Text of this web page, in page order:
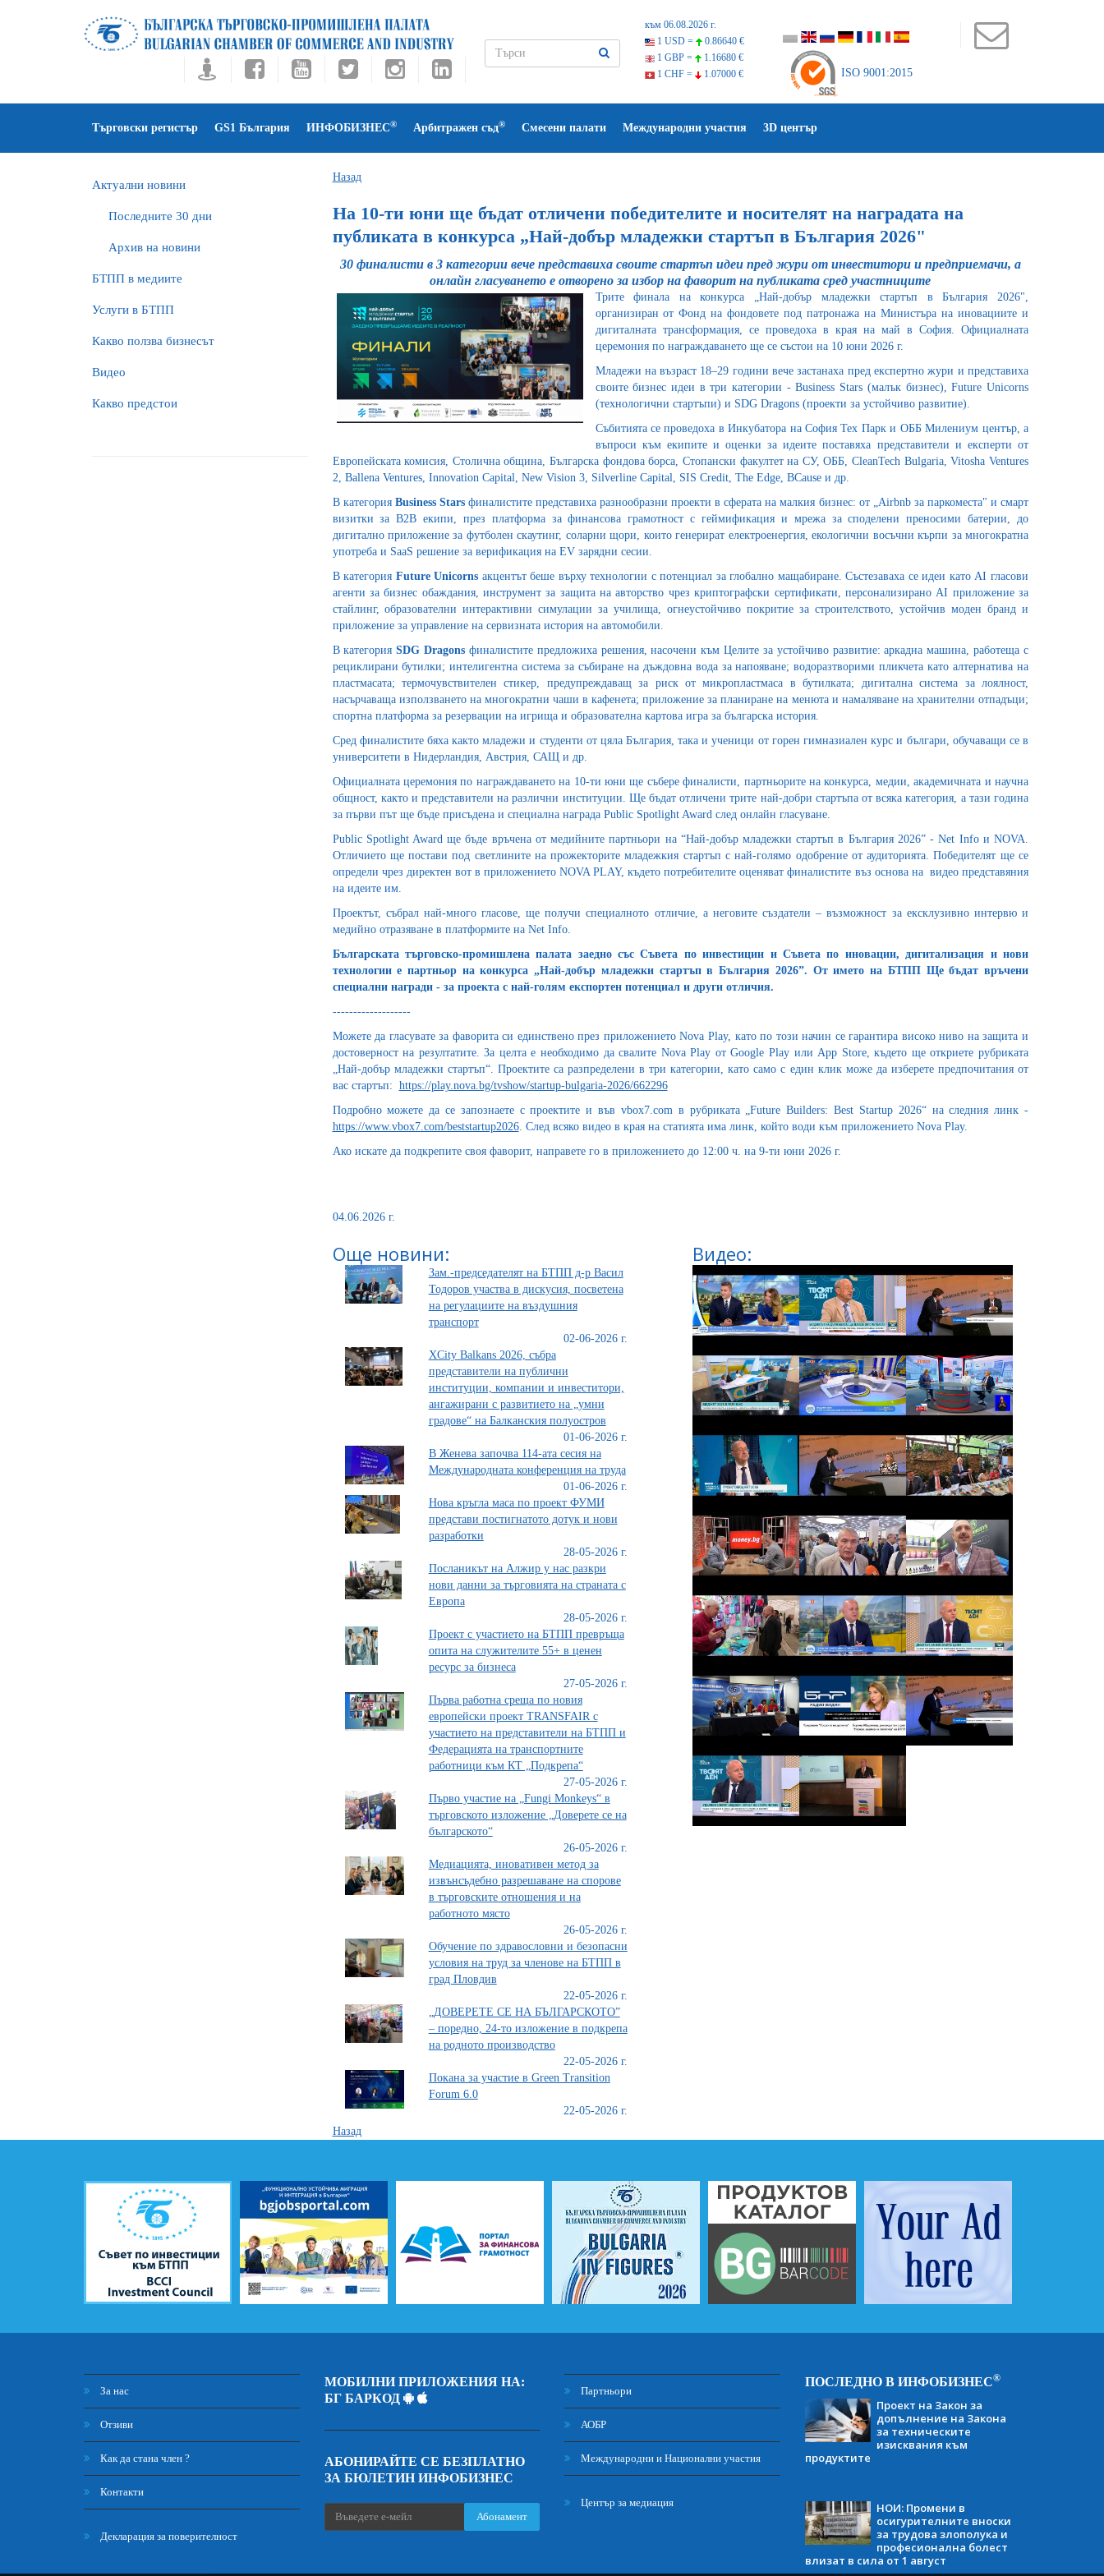
към 06.08.2026 г.
1 USD =
0.86640 €
1 GBP =
1.16680 €
1 CHF =
1.07000 € ISO 9001:2015
Търговски регистър GS1 България ИНФОБИЗНЕС® Арбитражен съд® Смесени палати Международни участия 3D център
Актуални новини
Последните 30 дни
Архив на новини
БTПП в медиите
Услуги в БТПП
Какво ползва бизнесът
Видео
Какво предстои
Назад
На 10-ти юни ще бъдат отличени победителите и носителят на наградата на
публиката в конкурса „Най-добър младежки стартъп в България 2026"
30 финалисти в 3 категории вече представиха своите стартъп идеи пред жури от инвеститори и предприемачи, а
онлайн гласуването е отворено за избор на фаворит на публиката сред участниците
Трите финала на конкурса „Най-добър младежки стартъп в България 2026",
организиран от Фонд на фондовете под патронажа на Министъра на иновациите и
дигиталната трансформация, се проведоха в края на май в София. Официалната
церемония по награждаването ще се състои на 10 юни 2026 г.
Младежи на възраст 18–29 години вече застанаха пред експертно жури и представиха
своите бизнес идеи в три категории - Business Stars (малък бизнес), Future Unicorns
(технологични стартъпи) и SDG Dragons (проекти за устойчиво развитие).
Събитията се проведоха в Инкубатора на София Тех Парк и ОББ Милениум център, а
въпроси към екипите и оценки за идеите поставяха представители и експерти от
Европейската комисия, Столична община, Българска фондова борса, Стопански факултет на СУ, ОББ, CleanTech Bulgaria, Vitosha Ventures
2, Ballena Ventures, Innovation Capital, New Vision 3, Silverline Capital, SIS Credit, The Edge, BCause и др.
В категория Business Starsфиналистите представиха разнообразни проекти в сферата на малкия бизнес: от „Airbnb за паркоместа" и смарт
визитки за B2B екипи, през платформа за финансова грамотност с геймификация и мрежа за споделени преносими батерии, до
дигитално приложение за футболен скаутинг, соларни щори, които генерират електроенергия, екологични восъчни кърпи за многократна
употреба и SaaS решение за верификация на EV зарядни сесии.
В категория Future Unicorns акцентът беше върху технологии с потенциал за глобално мащабиране. Състезаваха се идеи като AI гласови
агенти за бизнес обаждания, инструмент за защита на авторство чрез криптографски сертификати, персонализирано AI приложение за
стайлинг, образователни интерактивни симулации за училища, огнеустойчиво покритие за строителството, устойчив моден бранд и
приложение за управление на сервизната история на автомобили.
В категорияSDG Dragons финалистите предложиха решения, насочени към Целите за устойчиво развитие: аркадна машина, работеща с
рециклирани бутилки; интелигентна система за събиране на дъждовна вода за напояване; водоразтворими пликчета като алтернатива на
пластмасата; термочувствителен стикер, предупреждаващ за риск от микропластмаса в бутилката; дигитална система за лоялност,
насърчаваща използването на многократни чаши в кафенета; приложение за планиране на менюта и намаляване на хранителни отпадъци;
спортна платформа за резервации на игрища и образователна картова игра за българска история.
Сред финалистите бяха както младежи и студенти от цяла България, така и ученици от горен гимназиален курс и българи, обучаващи се в
университети в Нидерландия, Австрия, САЩ и др.
Официалната церемония по награждаването на 10-ти юни ще събере финалисти, партньорите на конкурса, медии, академичната и научна
общност, както и представители на различни институции. Ще бъдат отличени трите най-добри стартъпа от всяка категория, а тази година
за първи път ще бъде присъдена и специална награда Public Spotlight Award след онлайн гласуване.
Public Spotlight Award ще бъде връчена от медийните партньори на “Най-добър младежки стартъп в България 2026” - Net Info и NOVA.
Отличието ще постави под светлините на прожекторите младежкия стартъп с най-голямо одобрение от аудиторията. Победителят ще се
определи чрез директен вот в приложението NOVA PLAY, където потребителите оценяват финалистите въз основа на видео представяния
на идеите им.
Проектът, събрал най-много гласове, ще получи специалното отличие, а неговите създатели – възможност за ексклузивно интервю и
медийно отразяване в платформите на Net Info.
Българската търговско-промишлена палата заедно със Съвета по инвестиции и Съвета по иновации, дигитализация и нови
технологии е партньор на конкурса „Най-добър младежки стартъп в България 2026”. От името на БТПП Ще бъдат връчени
специални награди - за проекта с най-голям експортен потенциал и други отличия.
-------------------
Можете да гласувате за фаворита си единствено през приложението Nova Play, като по този начин се гарантира високо ниво на защита и
достоверност на резултатите. За целта е необходимо да свалите Nova Play от Google Play или App Store, където ще откриете рубриката
„Най-добър младежки стартъп“. Проектите са разпределени в три категории, като само с един клик може да изберете предпочитания от
вас стартъп: https://play.nova.bg/tvshow/startup-bulgaria-2026/662296
Подробно можете да се запознаете с проектите и във vbox7.com в рубриката „Future Builders: Best Startup 2026“ на следния линк -
https://www.vbox7.com/beststartup2026. След всяко видео в края на статията има линк, който води към приложението Nova Play.
Ако искате да подкрепите своя фаворит, направете го в приложението до 12:00 ч. на 9-ти юни 2026 г.
04.06.2026 г.
Още новини:
Зам.-председателят на БТПП д-р Васил
Тодоров участва в дискусия, посветена
на регулациите на въздушния
транспорт
02-06-2026 г.
XCity Balkans 2026, събра
представители на публични
институции, компании и инвеститори,
ангажирани с развитието на „умни
градове“ на Балканския полуостров
01-06-2026 г.
В Женева започва 114-ата сесия на
Международната конференция на труда
01-06-2026 г.
Нова кръгла маса по проект ФУМИ
представи постигнатото дотук и нови
разработки
28-05-2026 г.
Посланикът на Алжир у нас разкри
нови данни за търговията на страната с
Европа
28-05-2026 г.
Проект с участието на БТПП превръща
опита на служителите 55+ в ценен
ресурс за бизнеса
27-05-2026 г.
Първа работна среща по новия
европейски проект TRANSFAIR с
участието на представители на БТПП и
Федерацията на транспортните
работници към КТ „Подкрепа“
27-05-2026 г.
Първо участие на „Fungi Monkeys“ в
търговското изложение „Доверете се на
българското“
26-05-2026 г.
Медиацията, иновативен метод за
извънсъдебно разрешаване на спорове
в търговските отношения и на
работното място
26-05-2026 г.
Обучение по здравословни и безопасни
условия на труд за членове на БТПП в
град Пловдив
22-05-2026 г.
„ДОВЕРЕТЕ СЕ НА БЪЛГАРСКОТО”
– поредно, 24-то изложение в подкрепа
на родното производство
22-05-2026 г.
Покана за участие в Green Transition
Forum 6.0
22-05-2026 г.
Видео:
Назад
За нас
Отзиви
Как да стана член ?
Контакти
Декларация за поверителност
МОБИЛНИ ПРИЛОЖЕНИЯ НА:
БГ БАРКОД
АБОНИРАЙТЕ СЕ БЕЗПЛАТНО
ЗА БЮЛЕТИН ИНФОБИЗНЕС
Абонамент
Партньори
АОБР
Международни и Национални участия
Център за медиация
ПОСЛЕДНО В ИНФОБИЗНЕС®
Проект на Закон за
допълнение на Закона
за техническите
изисквания към
продуктите
НОИ: Промени в
осигурителните вноски
за трудова злополука и
професионална болест
влизат в сила от 1 август